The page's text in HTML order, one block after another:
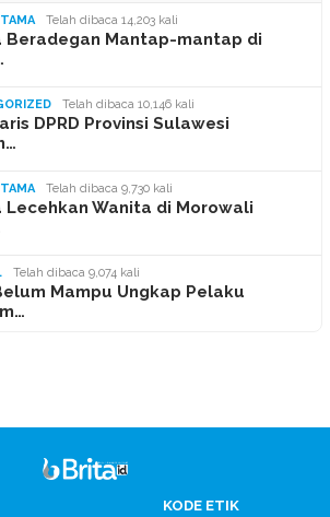
Telah dibaca 14,203 kali
Beradegan Mantap-mantap di
Telah dibaca 10,146 kali
DPRD Provinsi Sulawesi
Telah dibaca 9,730 kali
Lecehkan Wanita di Morowali
Telah dibaca 9,074 kali
Mampu Ungkap Pelaku
KODE ETIK